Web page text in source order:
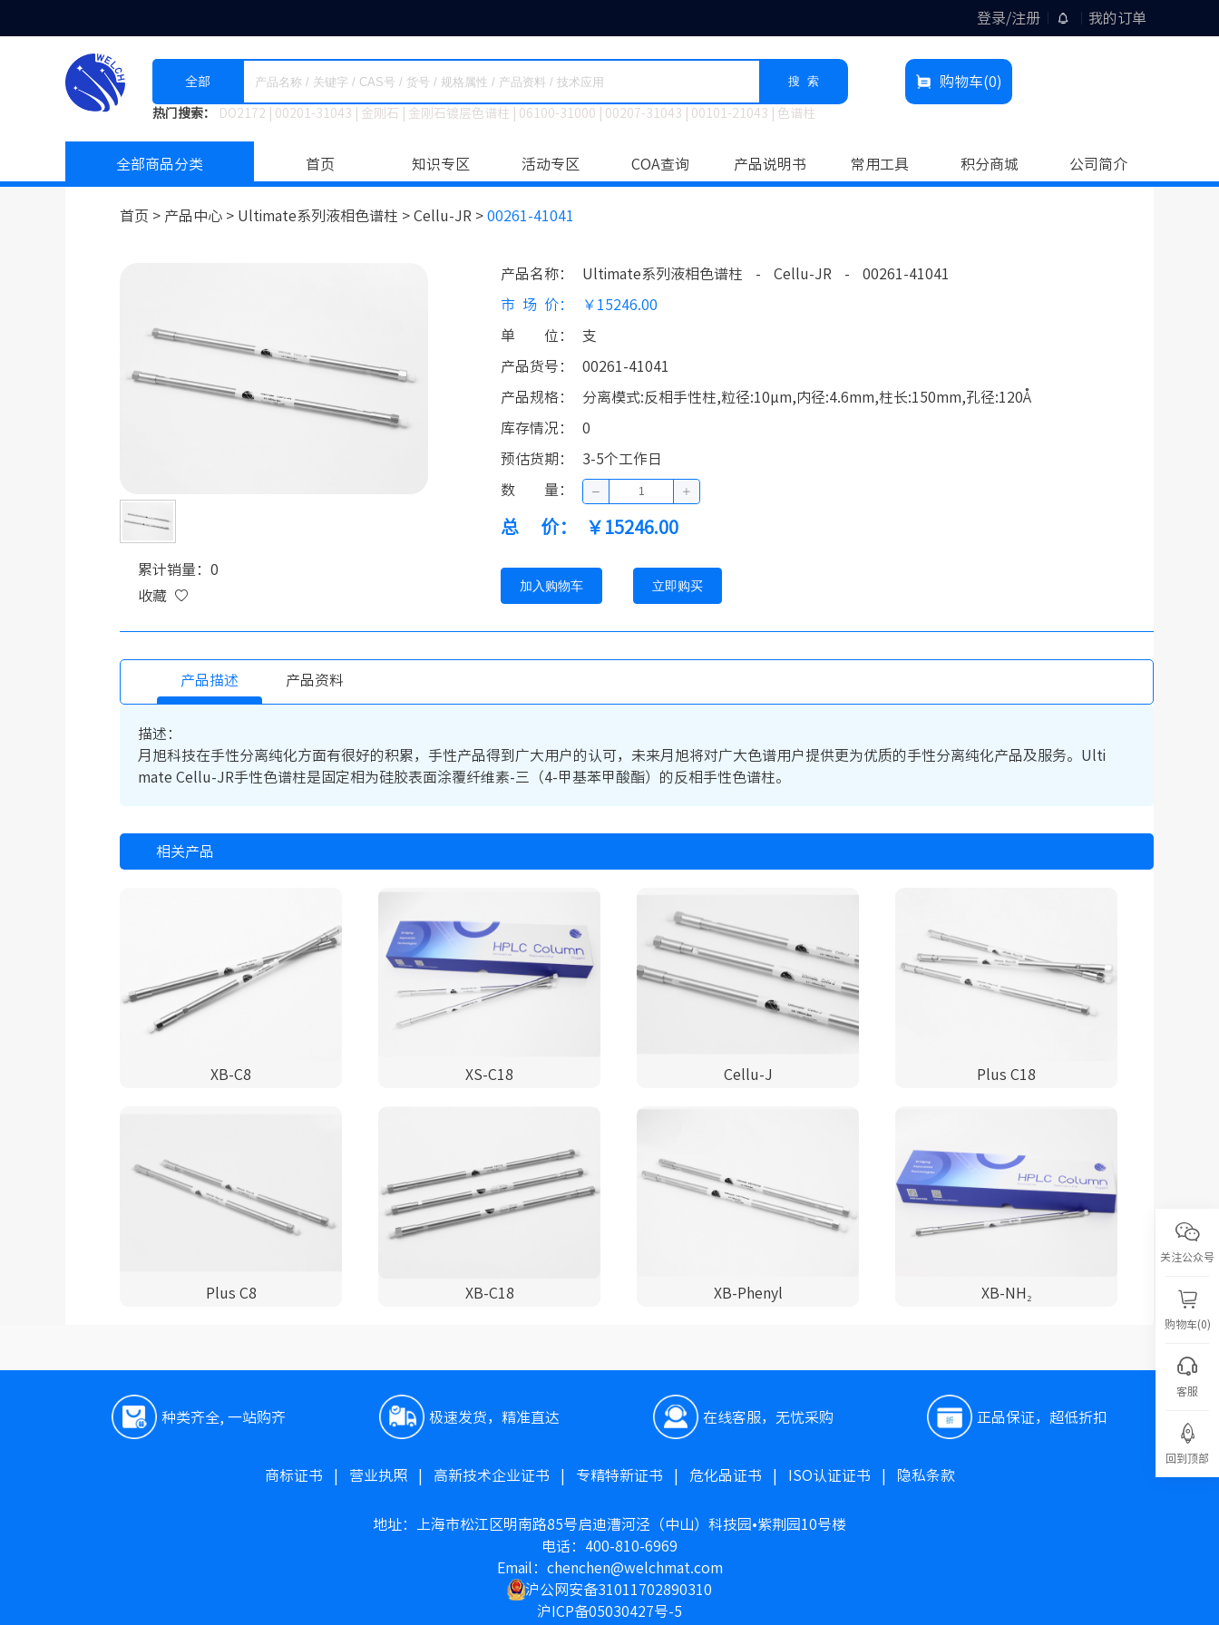
登录/注册 我的订单
全部 搜 索
热门搜索： DO2172 00201-31043 金刚石 金刚石镀层色谱柱 06100-31000 00207-31043 00101-21043 色谱柱
购物车(0)
全部商品分类 首页 知识专区 活动专区 COA查询 产品说明书 常用工具 积分商城 公司简介
首页 > 产品中心 > Ultimate系列液相色谱柱 > Cellu-JR > 00261-41041
累计销量：0
收藏
产品名称： Ultimate系列液相色谱柱 - Cellu-JR - 00261-41041
市场价： ￥15246.00
单位 ： 支
产品货号 ： 00261-41041
产品规格： 分离模式:反相手性柱,粒径:10μm,内径:4.6mm,柱长:150mm,孔径:120Å
库存情况 ： 0
预估货期 ： 3-5个工作日
数量 ：
总价： ￥15246.00
加入购物车 立即购买
产品描述 产品资料
描述：
月旭科技在手性分离纯化方面有很好的积累，手性产品得到广大用户的认可，未来月旭将对广大色谱用户提供更为优质的手性分离纯化产品及服务。Ulti
mate Cellu-JR手性色谱柱是固定相为硅胶表面涂覆纤维素-三（4-甲基苯甲酸酯）的反相手性色谱柱。
相关产品
XB-C8 XS-C18 Cellu-J Plus C18
Plus C8 XB-C18 XB-Phenyl XB-NH₂
种类齐全, 一站购齐 极速发货，精准直达 在线客服，无忧采购 正品保证，超低折扣
商标证书 营业执照| 高新技术企业证书 专精特新证书 危化品证书 ISO认证证书 隐私条款
地址：上海市松江区明南路85号启迪漕河泾（中山）科技园•紫荆园10号楼
电话：400-810-6969
Email：chenchen@welchmat.com
沪公网安备31011702890310
沪ICP备05030427号-5
关注公众号
购物车(0)
客服
回到顶部